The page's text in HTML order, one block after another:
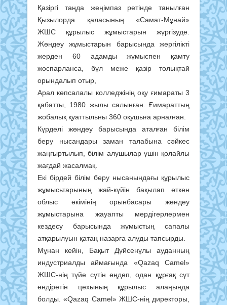
Қазіргі таңда жеңімпаз ретінде танылған
Қызылорда қаласының «Самат-Мұнай»
ЖШС құрылыс жұмыстарын жүргізуде.
Жөндеу жұмыстарын барысында жергілікті
жерден 60 адамды жұмыспен қамту
жоспарланса, бұл меже қазір толықтай
орындалып отыр,
Арал көпсалалы колледжінің оқу ғимараты 3
қабатты, 1980 жылы салынған. Ғимараттың
жобалық қуаттылығы 360 оқушыға арналған.
Күрделі жөндеу барысында аталған білім
беру нысандары заман талабына сәйкес
жаңғыртылып, білім алушылар үшін қолайлы
жағдай жасалмақ.
Екі бірдей білім беру нысанындағы құрылыс
жұмысьтарының жай-күйін бақылап өткен
облыс әкімінің орынбасары жөндеу
жұмыстарына жауапты мердігерлермен
кездесу барысында жұмыстың сапалы
атқарылуын қатаң назарға алуды тапсырды.
Мұнан кейін, Бақыт Дүйсенұлы ауданның
индустриалды аймағында «Qazaq Camel»
ЖШС-нің түйе сүтін өңдеп, одан құрғақ сүт
өндіретін цехының құрылыс алаңында
болды. «Qazaq Camel» ЖШС-нің директоры,